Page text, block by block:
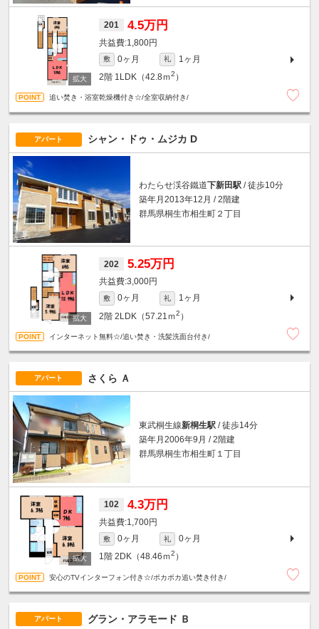
201 4.5万円
1,800円
敷 0ヶ月 礼
1ヶ月
2階 1LDK（42.8ｍ2 ）
追い焚き・浴室乾燥機付き☆/全室収納付き/
アパート シャン・ドゥ・ムジカ D
わたらせ渓谷鐵道下新田駅 / 徒歩10分
築年月2013年12月 / 2階建
群馬県桐生市相生町２丁目
202 5.25万円
3,000円
敷 0ヶ月 礼
1ヶ月
2階 2LDK（57.21ｍ2 ）
インターネット無料☆/追い焚き・洗髪洗面台付き/
アパート さくら Ａ
東武桐生線新桐生駅 / 徒歩14分
築年月2006年9月 / 2階建
群馬県桐生市相生町１丁目
102 4.3万円
1,700円
敷 0ヶ月 礼
0ヶ月
1階 2DK（48.46ｍ2 ）
安心のTVインターフォン付き☆/ポカポカ追い焚き付き/
アパート グラン・アラモード Ｂ